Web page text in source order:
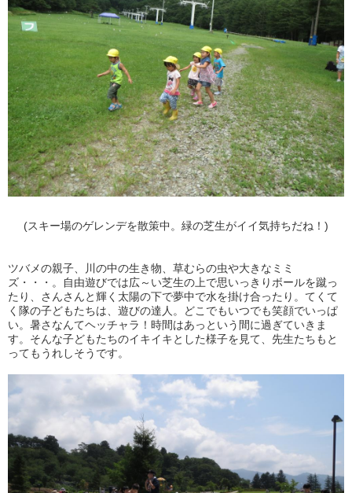
(スキー場のゲレンデを散策中。緑の芝生がイイ気持ちだね！)
ツバメの親子、川の中の生き物、草むらの虫や大きなミミ
ズ・・・。自由遊びでは広～い芝生の上で思いっきりボールを蹴っ
たり、さんさんと輝く太陽の下で夢中で水を掛け合ったり。てくて
く隊の子どもたちは、遊びの達人。どこでもいつでも笑顔でいっぱ
い。暑さなんてヘッチャラ！時間はあっという間に過ぎていきま
す。そんな子どもたちのイキイキとした様子を見て、先生たちもと
ってもうれしそうです。